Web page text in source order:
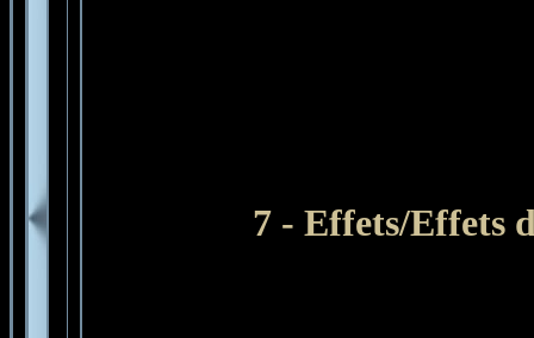
7 - Effets/Effets